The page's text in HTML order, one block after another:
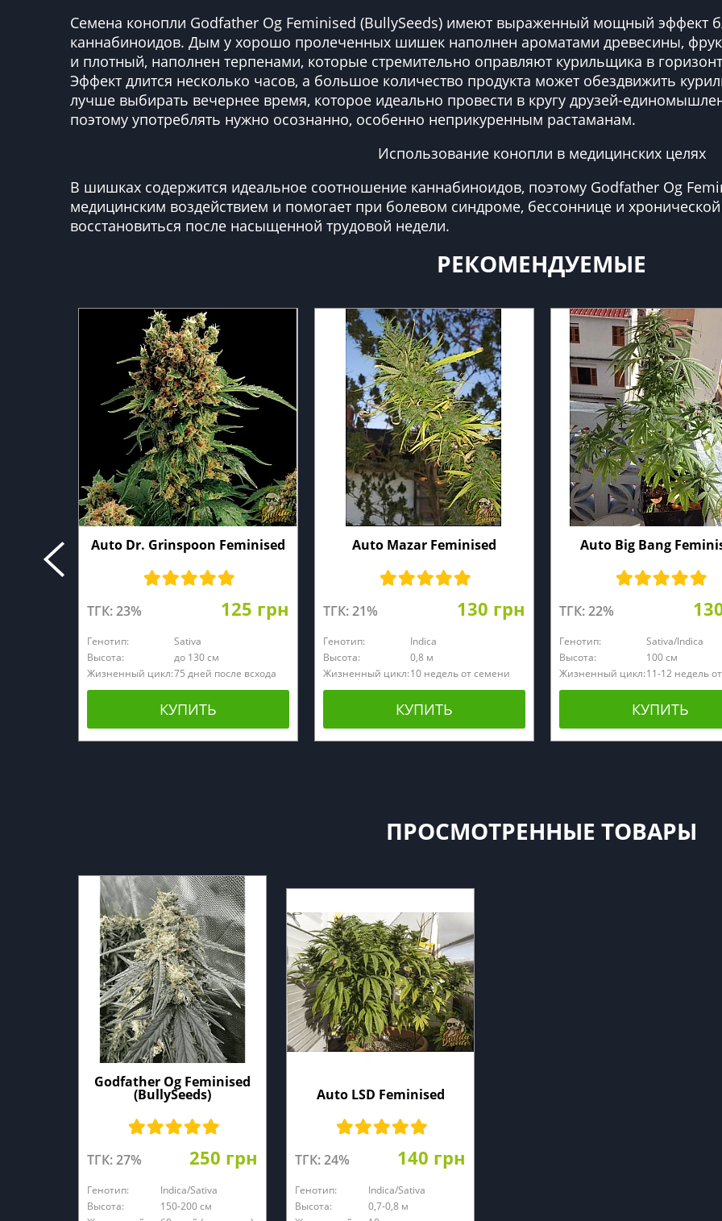
Семена конопли Godfather Og Feminised (BullySeeds) имеют выраженный мощный эффект
каннабиноидов. Дым у хорошо пролеченных шишек наполнен ароматами древесины,
и плотный, наполнен терпенами, которые стремительно оправляют курильщика в
Эффект длится несколько часов, а большое количество продукта может обездвижить
лучше выбирать вечернее время, которое идеально провести в кругу друзей-
поэтому употреблять нужно осознанно, особенно неприкуренным растаманам.
Использование конопли в медицинских целях
В шишках содержится идеальное соотношение каннабиноидов, поэтому Godfather Og
медицинским воздействием и помогает при болевом синдроме, бессоннице и
восстановиться после насыщенной трудовой недели.
РЕКОМЕНДУЕМЫЕ
Auto Dr. Grinspoon Feminised
ТГК: 23% 125 грн
Генотип:
Sativa
Высота:
до 130 см
Жизненный цикл:75 дней после всхода
КУПИТЬ
Auto Mazar Feminised
ТГК: 21% 130 грн
Генотип:
Indica
Высота:
0,8 м
Жизненный цикл:10 недель от семени
КУПИТЬ
Auto Big Bang
ТГК: 22%
Генотип:
Sativa/Indica
Высота:
100 см
Жизненный цикл:11-12 недель
КУПИТЬ
ПРОСМОТРЕННЫЕ ТОВАРЫ
Godfather Og Feminised
(BullySeeds)
ТГК: 27% 250 грн
Генотип:
Indica/Sativa
Высота:
150-200 см
Auto LSD Feminised
ТГК: 24% 140 грн
Генотип:
Indica/Sativa
Высота:
0,7-0,8 м